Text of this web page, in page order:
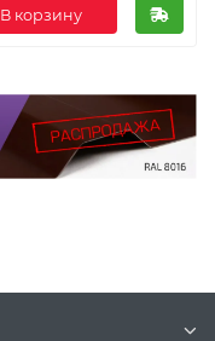
В корзину